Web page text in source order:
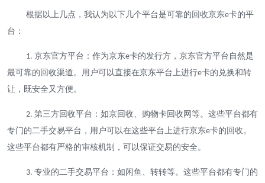
根据以上几点，我认为以下几个平台是可靠的回收京东e卡的平
台：
1. 京东官方平台：作为京东e卡的发行方，京东官方平台自然是
最可靠的回收渠道。用户可以直接在京东平台上进行e卡的兑换和转
让，既安全又方便。
2. 第三方回收平台：如京回收、购物卡回收网等。这些平台都有
专门的二手交易平台，用户可以在这些平台上进行京东e卡的回收。
这些平台都有严格的审核机制，可以保证交易的安全。
3. 专业的二手交易平台：如闲鱼、转转等。这些平台都有专门的